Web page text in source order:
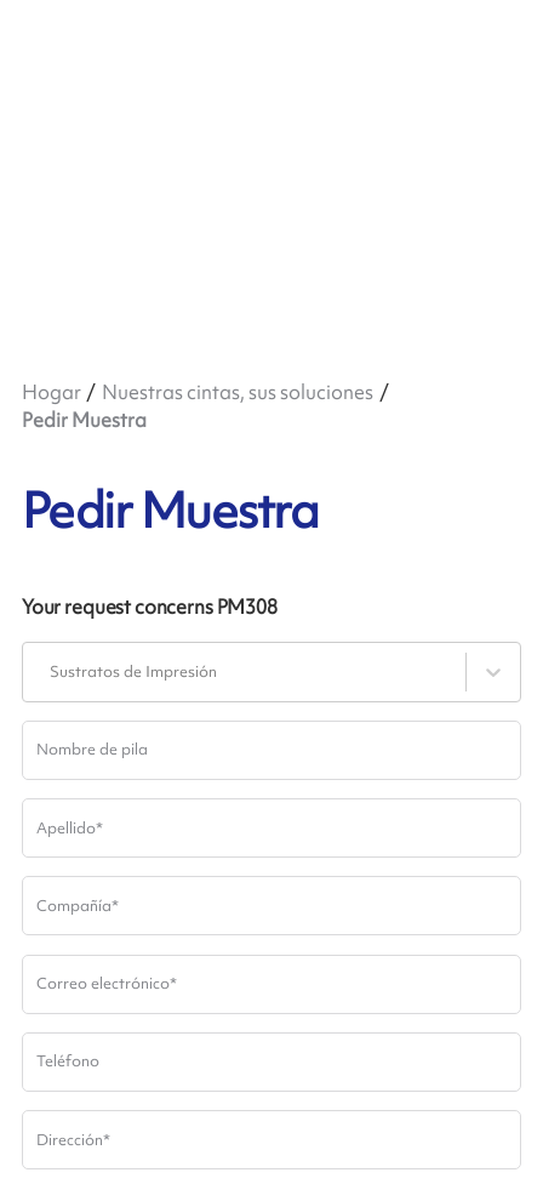
Hogar
Nuestras cintas, sus soluciones
Pedir Muestra
Pedir Muestra
Your request concernsPM308
Sustratos de Impresión
Nombre de pila
Apellido*
Compañía*
Correo electrónico*
Teléfono
Dirección*